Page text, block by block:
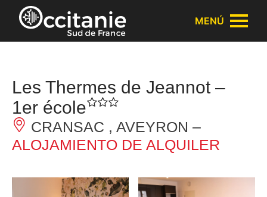
Panel de gestión de cookies
MENÚ
Les Thermes de Jeannot –
1er école
CRANSAC , AVEYRON –
ALOJAMIENTO DE ALQUILER